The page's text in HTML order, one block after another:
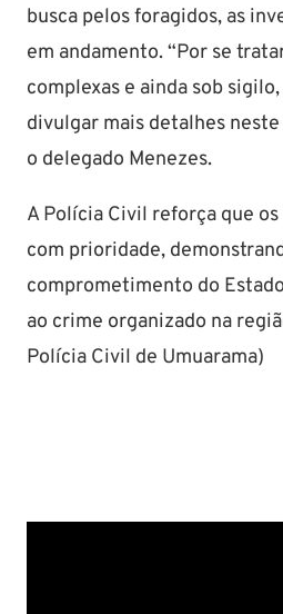
busca pelos foragidos, as
em andamento. “Por se
complexas e ainda sob
divulgar mais detalhes
o delegado Menezes.
A Polícia Civil reforça que
com prioridade,
comprometimento do
ao crime organizado na
Polícia Civil de Umuarama)